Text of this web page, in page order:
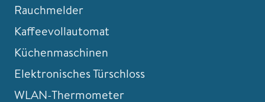
Rauchmelder
Kaffeevollautomat
Küchenmaschinen
Elektronisches Türschloss
WLAN-Thermometer